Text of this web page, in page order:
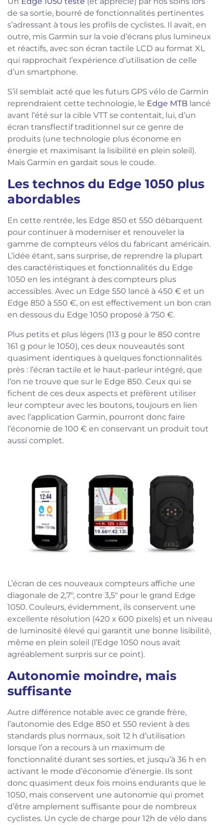
de sa sortie, bourré de fonctionnalités pertinentes
s’adressant à tous les profils de cyclistes. Il avait, en
outre, mis Garmin sur la voie d’écrans plus lumineux
et réactifs, avec son écran tactile LCD au format XL
qui rapprochait l’expérience d’utilisation de celle
d’un smartphone.
S’il semblait acté que les futurs GPS vélo de Garmin
reprendraient cette technologie, le Edge MTB lancé
avant l’été sur la cible VTT se contentait, lui, d’un
écran transflectif traditionnel sur ce genre de
produits (une technologie plus économe en
énergie et maximisant la lisibilité en plein soleil).
Mais Garmin en gardait sous le coude.
Les technos du Edge 1050 plus
abordables
En cette rentrée, les Edge 850 et 550 débarquent
pour continuer à moderniser et renouveler la
gamme de compteurs vélos du fabricant américain.
L’idée étant, sans surprise, de reprendre la plupart
des caractéristiques et fonctionnalités du Edge
1050 en les intégrant à des compteurs plus
accessibles. Avec un Edge 550 lancé à 450 € et un
Edge 850 à 550 €, on est effectivement un bon cran
en dessous du Edge 1050 proposé à 750 €.
Plus petits et plus légers (113 g pour le 850 contre
161 g pour le 1050), ces deux nouveautés sont
quasiment identiques à quelques fonctionnalités
près : l’écran tactile et le haut-parleur intégré, que
l’on ne trouve que sur le Edge 850. Ceux qui se
fichent de ces deux aspects et préfèrent utiliser
leur compteur avec les boutons, toujours en lien
avec l’application Garmin, pourront donc faire
l’économie de 100 € en conservant un produit tout
aussi complet.
L’écran de ces nouveaux compteurs affiche une
diagonale de 2,7″, contre 3,5″ pour le grand Edge
1050. Couleurs, évidemment, ils conservent une
excellente résolution (420 x 600 pixels) et un niveau
de luminosité élevé qui garantit une bonne lisibilité,
même en plein soleil (l’Edge 1050 nous avait
agréablement surpris sur ce point).
Autonomie moindre, mais
suffisante
Autre différence notable avec ce grande frère,
l’autonomie des Edge 850 et 550 revient à des
standards plus normaux, soit 12 h d’utilisation
lorsque l’on a recours à un maximum de
fonctionnalité durant ses sorties, et jusqu’à 36 h en
activant le mode d’économie d’énergie. Ils sont
donc quasiment deux fois moins endurants que le
1050, mais conservent une autonomie qui promet
d’être amplement suffisante pour de nombreux
cyclistes. Un cycle de charge pour 12h de vélo dans